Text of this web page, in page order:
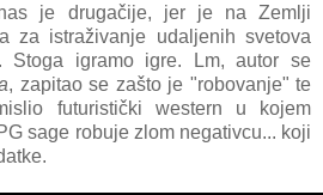
je drugačije, jer je na Zemlji
za istraživanje udaljenih svetova
Stoga igramo igre. Lm, autor se
, zapitao se zašto je "robovanje" te
futuristički western u kojem
sage robuje zlom negativcu... koji